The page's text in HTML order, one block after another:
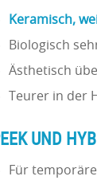
Keramisch,
Biologisch
Ästhetisch
Teurer in der
UND
Für